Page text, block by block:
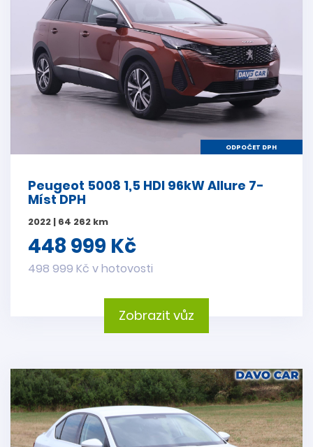
ODPOČET DPH
Peugeot 5008 1,5 HDI 96kW Allure 7-
Míst DPH
2022 | 64 262 km
448 999 Kč
498 999 Kč v hotovosti
Zobrazit vůz